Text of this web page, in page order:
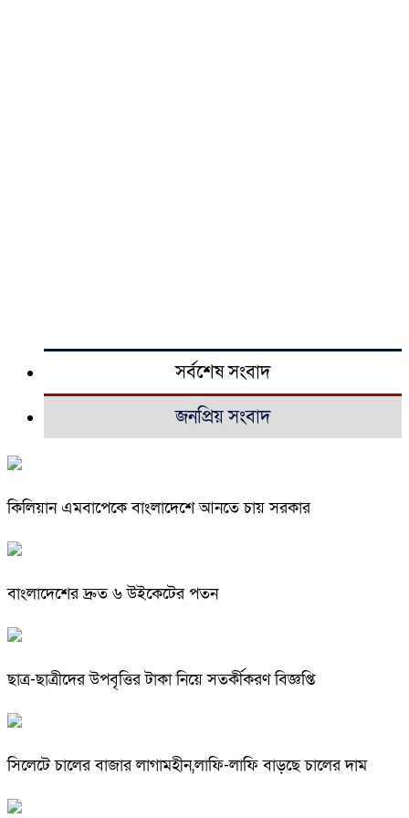
সর্বশেষ সংবাদ
জনপ্রিয় সংবাদ
কিলিয়ান এমবাপেকে বাংলাদেশে আনতে চায় সরকার
বাংলাদেশের দ্রুত ৬ উইকেটের পতন
ছাত্র-ছাত্রীদের উপবৃত্তির টাকা নিয়ে সতর্কীকরণ বিজ্ঞপ্তি
সিলেটে চালের বাজার লাগামহীন,লাফি-লাফি বাড়ছে চালের দাম